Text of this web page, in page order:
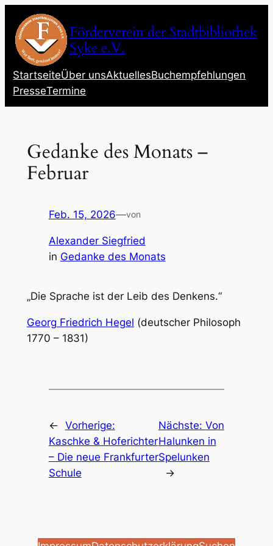
Inhalt
springen
Förderverein der Stadtbibliothek
Syke e.V.
StartseiteÜber unsAktuellesBuchempfehlungen
PresseTermine
Gedanke des Monats –
Februar
Feb. 15, 2026—von
Alexander Siegfried
in Gedanke des Monats
„Die Sprache ist der Leib des Denkens.“
Georg Friedrich Hegel (deutscher Philosoph
1770 – 1831)
← Vorherige:
Kaschke & Hoferichter
– Die neue Frankfurter
Schule
Nächste: Von
Halunken in
Spelunken
→